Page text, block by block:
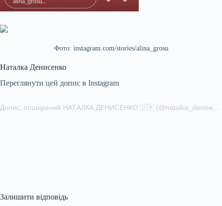
Фото: instagram.com/stories/alina_grosu
Наталка Денисенко
Переглянути цей допис в Instagram
Допис, поширений НАТАЛКА ДЕНИСЕНКО 🇺🇦 (@natalka_denisenko)
Залишити відповідь